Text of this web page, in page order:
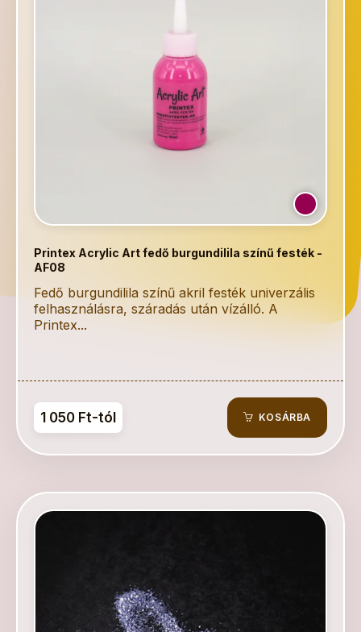
Printex Acrylic Art fedő burgundilila színű festék -
AF08
Fedő burgundilila színű akril festék univerzális
felhasználásra, száradás után vízálló. A
Printex...
1 050 Ft-tól KOSÁRBA